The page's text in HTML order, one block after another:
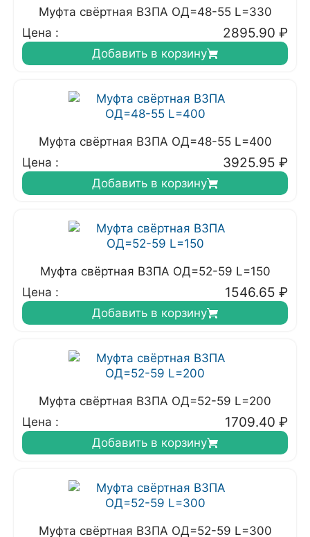
Муфта свёртная ВЗПА ОД=48-55 L=330
Цена :
2895.90 ₽
Добавить в корзину
Муфта свёртная ВЗПА ОД=48-55 L=400
Цена :
3925.95 ₽
Добавить в корзину
Муфта свёртная ВЗПА ОД=52-59 L=150
Цена :
1546.65 ₽
Добавить в корзину
Муфта свёртная ВЗПА ОД=52-59 L=200
Цена :
1709.40 ₽
Добавить в корзину
Муфта свёртная ВЗПА ОД=52-59 L=300